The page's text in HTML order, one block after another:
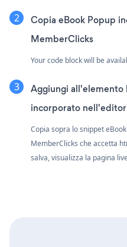
Copia eBook Popup
MemberClicks
Your code block will be
Aggiungi
incorporato
Copia sopra lo snippet
MemberClicks che accetta
salva, visualizza la pagina